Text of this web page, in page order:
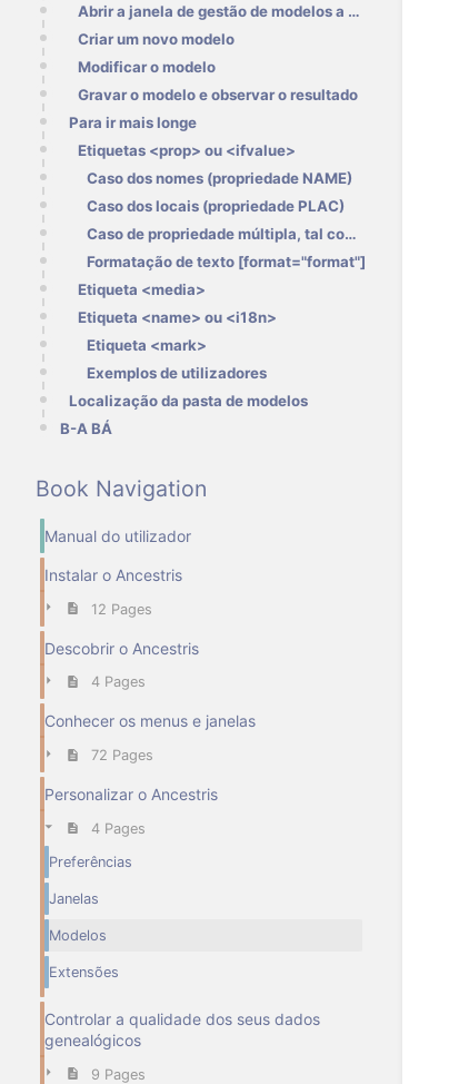
Abrir a janela de gestão de modelos a partir do local onde o modelo será finalmente aplicado
Criar um novo modelo
Modificar o modelo
Gravar o modelo e observar o resultado
Para ir mais longe
Etiquetas <prop> ou <ifvalue>
Caso dos nomes (propriedade NAME)
Caso dos locais (propriedade PLAC)
Caso de propriedade múltipla, tal como profissões (propriedade OCCU)
Formatação de texto [format="format"]
Etiqueta <media>
Etiqueta <name> ou <i18n>
Etiqueta <mark>
Exemplos de utilizadores
Localização da pasta de modelos
B-A BÁ
Book Navigation
Manual do utilizador
Instalar o Ancestris
12 Pages
Descobrir o Ancestris
4 Pages
Conhecer os menus e janelas
72 Pages
Personalizar o Ancestris
4 Pages
Preferências
Janelas
Modelos
Extensões
Controlar a qualidade dos seus dados
genealógicos
9 Pages